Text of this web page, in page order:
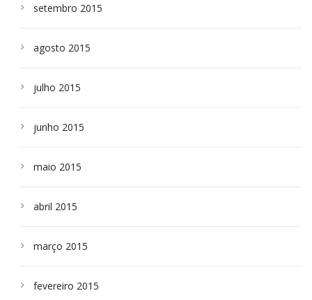
setembro 2015
agosto 2015
julho 2015
junho 2015
maio 2015
abril 2015
março 2015
fevereiro 2015